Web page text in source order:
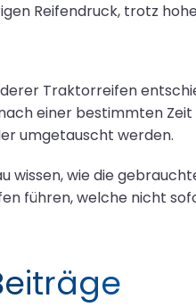
Reifendruck, trotz
Traktorreifen
einer bestimmten
umgetauscht werden.
wissen, wie die
führen, welche nicht